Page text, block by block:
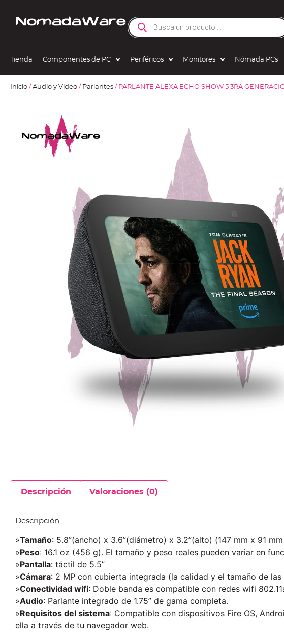
Tienda Componentes de PC Periféricos Monitores Nómada PCs
Inicio / Audio y Video / Parlantes / PARLANTE ALEXA ECHO SHOW 5 3RA
Descripción Valoraciones (0)
Descripción
»Tamaño: 5.8”(ancho) x 3.6”(diámetro) x 3.2”(alto) (147 mm x 91
»Peso: 16.1 oz (456 g). El tamaño y peso reales pueden variar en
»Pantalla: táctil de 5.5”
»Cámara: 2 MP con cubierta integrada (la calidad y el tamaño de
»Conectividad wifi: Doble banda es compatible con redes wifi
»Audio: Parlante integrado de 1.75” de gama completa.
»Requisitos del sistema: Compatible con dispositivos Fire OS,
ella a través de tu navegador web.